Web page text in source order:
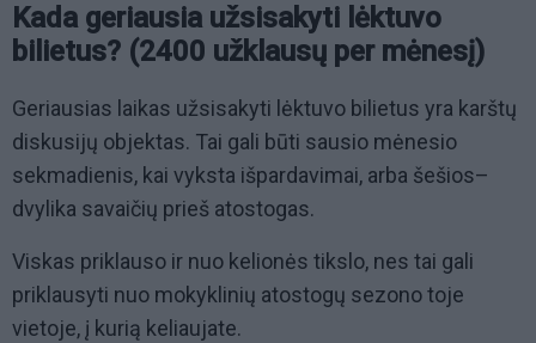
Kada geriausia užsisakyti lėktuvo
bilietus? (2400 užklausų per mėnesį)
Geriausias laikas užsisakyti lėktuvo bilietus yra karštų
diskusijų objektas. Tai gali būti sausio mėnesio
sekmadienis, kai vyksta išpardavimai, arba šešios–
dvylika savaičių prieš atostogas.
Viskas priklauso ir nuo kelionės tikslo, nes tai gali
priklausyti nuo mokyklinių atostogų sezono toje
vietoje, į kurią keliaujate.